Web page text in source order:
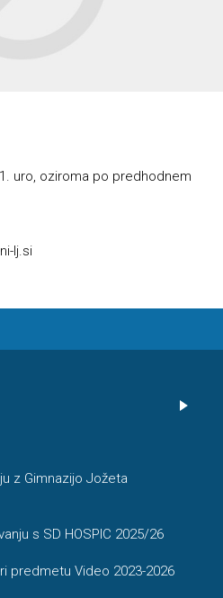
uro, oziroma po predhodnem
lj.si
z Gimnazijo Jožeta
s SD HOSPIC 2025/26
predmetu Video 2023-2026